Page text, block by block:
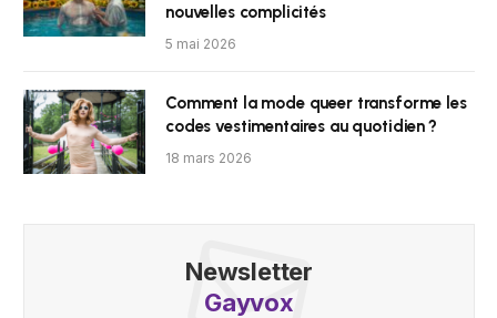
nouvelles complicités
5 mai 2026
Comment la mode queer transforme les
codes vestimentaires au quotidien ?
18 mars 2026
Newsletter
Gayvox